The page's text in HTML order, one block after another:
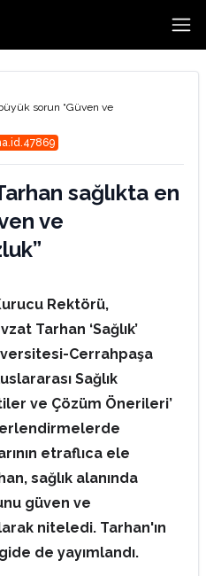
sorun “Güven ve
sağlıkta en
ve
Rektörü,
Tarhan ‘Sağlık’
Cerrahpaşa
Sağlık
ve Çözüm Önerileri’
etraflıca ele
sağlık alanında
güven ve
niteledi. Tarhan'ın
de yayımlandı.